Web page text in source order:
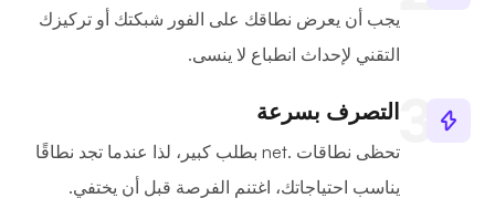
يجب أن يعرض نطاقك على الفور شبكتك أو تركيزك
التقني لإحداث انطباع لا ينسى.
التصرف بسرعة
تحظى نطاقات .net بطلب كبير، لذا عندما تجد نطاقًا
يناسب احتياجاتك، اغتنم الفرصة قبل أن يختفي.